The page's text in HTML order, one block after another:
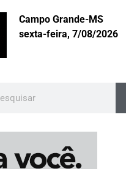
Campo Grande-MS
sexta-feira, 7/08/2026